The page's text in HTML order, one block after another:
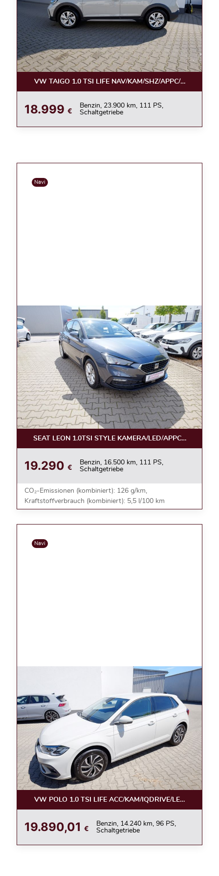
VW TAIGO 1.0 TSI LIFE NAV/KAM/SHZ/APPC/LED/ACC
18.999 €
Benzin, 23.900 km, 111 PS,
Schaltgetriebe
Navi
SEAT LEON 1.0TSI STYLE KAMERA/LED/APPC/ACC/
19.290 €
Benzin, 16.500 km, 111 PS,
Schaltgetriebe
CO₂-Emissionen (kombiniert): 126 g/km,
Kraftstoffverbrauch (kombiniert): 5,5 l/100 km
Navi
VW POLO 1.0 TSI LIFE ACC/KAM/IQDRIVE/LED/APPC/
19.890,01 €
Benzin, 14.240 km, 96 PS,
Schaltgetriebe